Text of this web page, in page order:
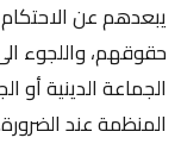
يبعدهم عن
حقوقهم، واللجوء
الجماعة الدينية أو
المنظمة عند